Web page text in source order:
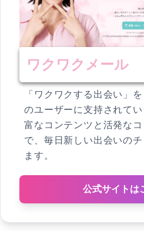
ワクワクメール
「ワクワクする出会い」
のユーザーに支持されて
富なコンテンツと活発な
で、毎日新しい出会いの
ます。
公式サイトは